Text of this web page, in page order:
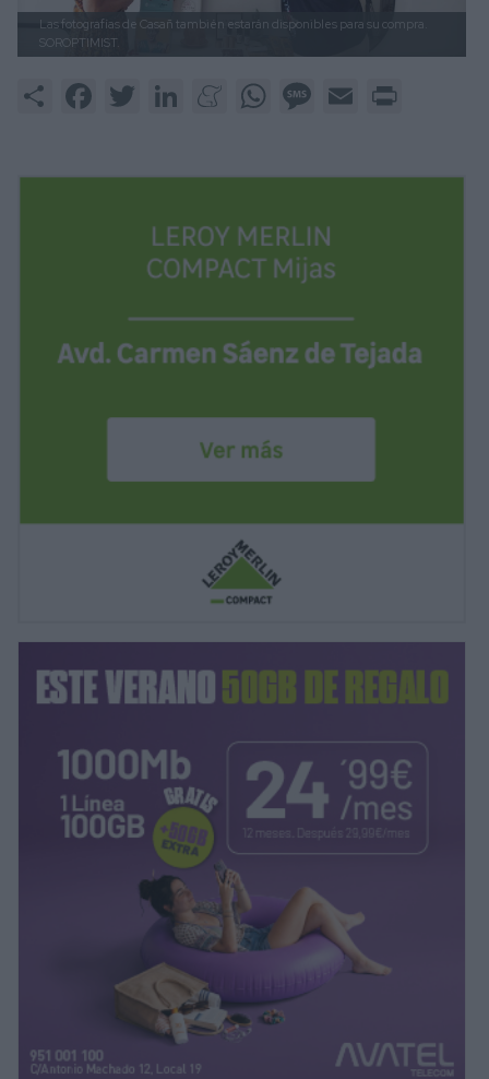
Las fotografías de Casañ también estarán disponibles para su compra.
SOROPTIMIST.
Share FacebookTwitter LinkedInMeneameWhatsAppMessage
Email